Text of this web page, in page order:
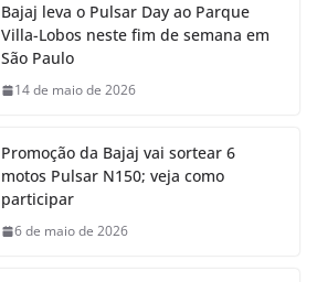
Bajaj leva o Pulsar Day ao Parque
Villa-Lobos neste fim de semana em
São Paulo
14 de maio de 2026
Promoção da Bajaj vai sortear 6
motos Pulsar N150; veja como
participar
6 de maio de 2026